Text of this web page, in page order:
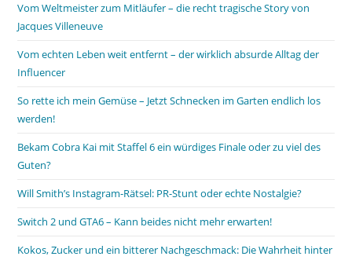
Vom Weltmeister zum Mitläufer – die recht tragische Story von
Jacques Villeneuve
Vom echten Leben weit entfernt – der wirklich absurde Alltag der
Influencer
So rette ich mein Gemüse – Jetzt Schnecken im Garten endlich los
werden!
Bekam Cobra Kai mit Staffel 6 ein würdiges Finale oder zu viel des
Guten?
Will Smith’s Instagram-Rätsel: PR-Stunt oder echte Nostalgie?
Switch 2 und GTA6 – Kann beides nicht mehr erwarten!
Kokos, Zucker und ein bitterer Nachgeschmack: Die Wahrheit hinter